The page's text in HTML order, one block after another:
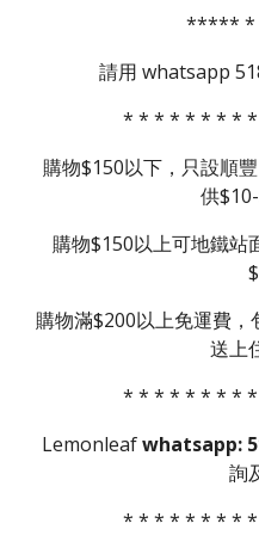
***** *
請用 whatsapp
* * * * * * * *
購物$150以下，只設順
供
購物$150以上可地鐵站
購物滿$200以上免運費
送上
* * * * * * * *
Lemonleafwhatsapp:
詢
* * * * * * * *